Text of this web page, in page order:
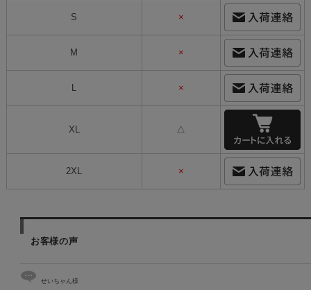
S ×
M ×
×
XL △
2XL ×
お客様の声
せいちゃん様